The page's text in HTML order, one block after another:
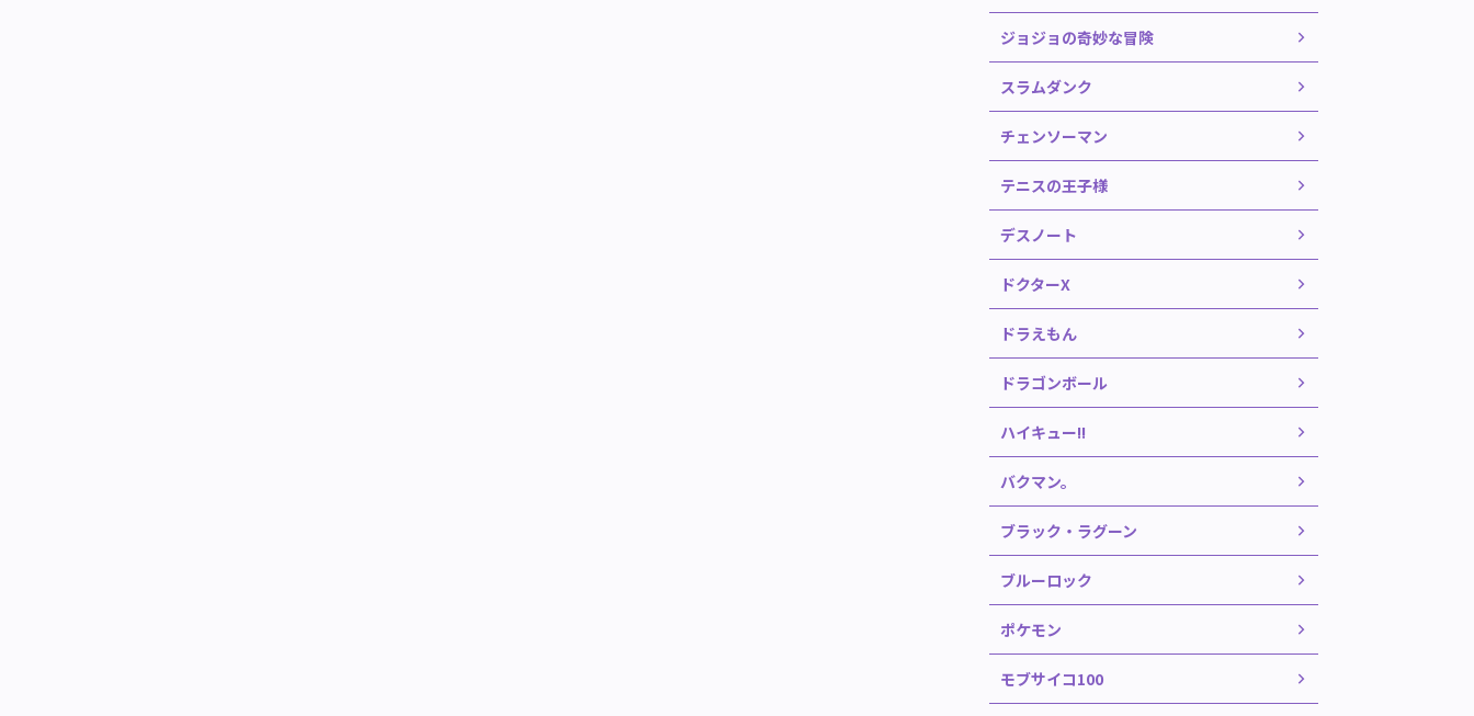
ジョジョの奇妙な冒険
スラムダンク
チェンソーマン
テニスの王子様
デスノート
ドクターX
ドラえもん
ドラゴンボール
ハイキュー!!
バクマン。
ブラック・ラグーン
ブルーロック
ポケモン
モブサイコ100